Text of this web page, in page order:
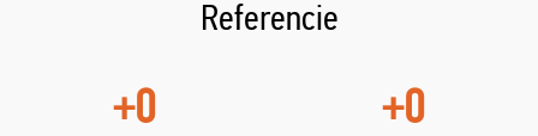
Referencie
+0 +0